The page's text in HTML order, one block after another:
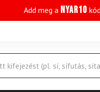
Add meg a NYAR10